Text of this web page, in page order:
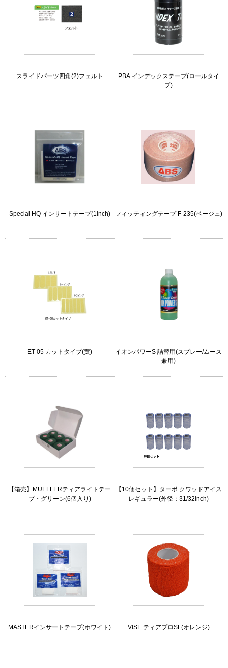
スライドパーツ四角(2)フェルト
PBA インデックステープ(ロールタイ
プ)
Special HQ インサートテープ(1inch) フィッティングテープ F-235(ベージュ)
ET-05 カットタイプ(黄)
イオンパワーS 詰替用(スプレー/ムース
兼用)
【箱売】MUELLERティアライトテー
プ・グリーン(6個入り)
【10個セット】ターボ クワッドアイス
レギュラー(外径：31/32inch)
MASTERインサートテープ(ホワイト) VISE ティアプロSF(オレンジ)